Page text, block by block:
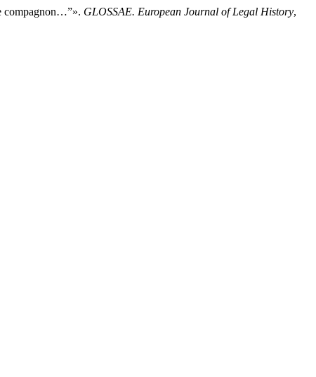
compagnon…”». GLOSSAE. European Journal of Legal History,